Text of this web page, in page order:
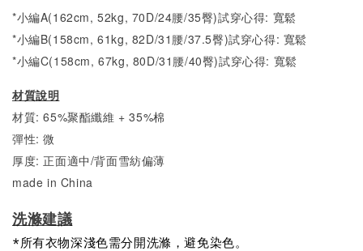
*小編A(162cm, 52kg, 70D/24腰/35臀)試穿心得: 寬鬆
*小編B(158cm, 61kg, 82D/31腰/37.5臀)試穿心得: 寬鬆
*小編C(158cm, 67kg, 80D/31腰/40臀)試穿心得: 寬鬆
材質說明
材質: 65%聚酯纖維 + 35%棉
彈性: 微
厚度: 正面適中/背面雪紡偏薄
made in China
洗滌建議
*所有衣物深淺色需分開洗滌，避免染色。